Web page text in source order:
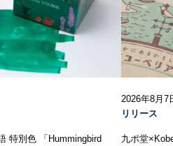
特別色 「Hummingbird
2026年8月7
リリース
九ポ堂